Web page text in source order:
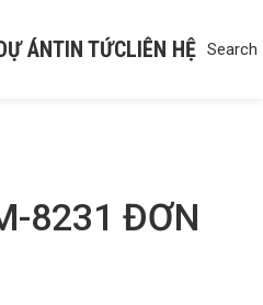
ÁNTIN TỨCLIÊN HỆ Search
8231 ĐƠN